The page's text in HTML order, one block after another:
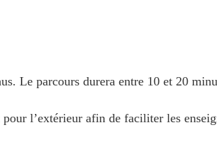
Le parcours durera entre 10 et 20
l’extérieur afin de faciliter les